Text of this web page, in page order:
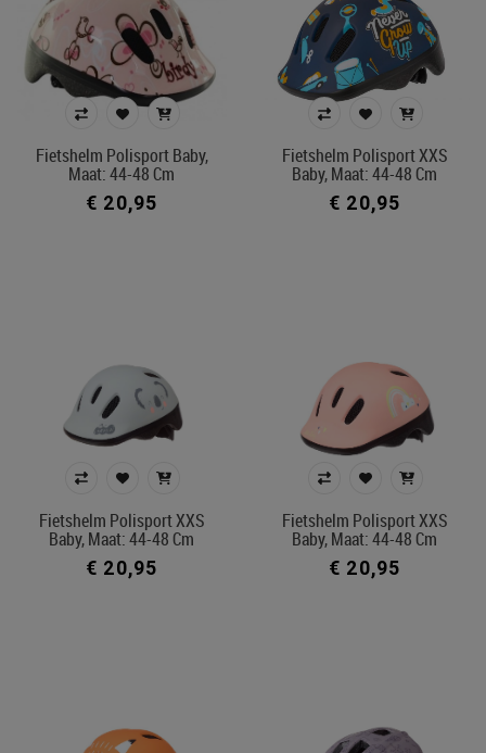
45-51 cm
46-53 cm
51-55 cm
Prijs
€ 80
In voorraad
Ecocheque artikelen
Fietshelm Polisport Baby,
Maat: 44-48 Cm
€ 20,95
Fietshelm Polisport XXS
Baby, Maat: 44-48 Cm
€ 20,95
Fietshelm Polisport XXS
Baby, Maat: 44-48 Cm
€ 20,95
Fietshelm Polisport XXS
Baby, Maat: 44-48 Cm
€ 20,95